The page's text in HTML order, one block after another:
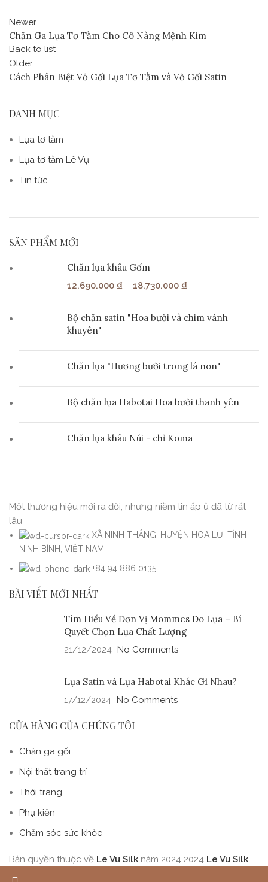
Newer
Chăn Ga Lụa Tơ Tằm Cho Cô Nàng Mệnh Kim
Back to list
Older
Cách Phân Biệt Vỏ Gối Lụa Tơ Tằm và Vỏ Gối Satin
DANH MỤC
Lụa tơ tằm
Lụa tơ tằm Lê Vụ
Tin tức
SẢN PHẨM MỚI
Chăn lụa khâu Gốm
12.690.000 ₫ – 18.730.000 ₫
Bộ chăn satin "Hoa bưởi và chim vành
khuyên"
Chăn lụa "Hương bưởi trong lá non"
Bộ chăn lụa Habotai Hoa bưởi thanh yên
Chăn lụa khâu Núi - chỉ Koma
Một thương hiệu mới ra đời, nhưng niềm tin ấp ủ đã từ rất
lâu
XÃ NINH THẮNG, HUYỆN HOA LƯ, TỈNH
NINH BÌNH, VIỆT NAM
+84 94 886 0135
BÀI VIẾT MỚI NHẤT
Tìm Hiểu Về Đơn Vị Mommes Đo Lụa – Bí
Quyết Chọn Lụa Chất Lượng
21/12/2024 No Comments
Lụa Satin và Lụa Habotai Khác Gì Nhau?
17/12/2024 No Comments
CỬA HÀNG CỦA CHÚNG TÔI
Chăn ga gối
Nội thất trang trí
Thời trang
Phụ kiện
Chăm sóc sức khỏe
Bản quyền thuộc về Le Vu Silk năm 2024 2024 Le Vu Silk.